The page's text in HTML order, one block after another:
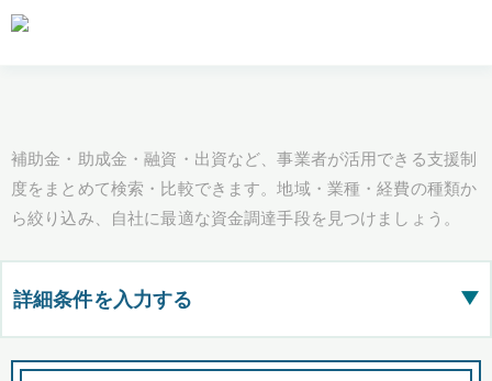
補助金・助成金・融資・出資など、事業者が活用できる支援制
度をまとめて検索・比較できます。地域・業種・経費の種類か
ら絞り込み、自社に最適な資金調達手段を見つけましょう。
詳細条件を入力する ▶
都道府県